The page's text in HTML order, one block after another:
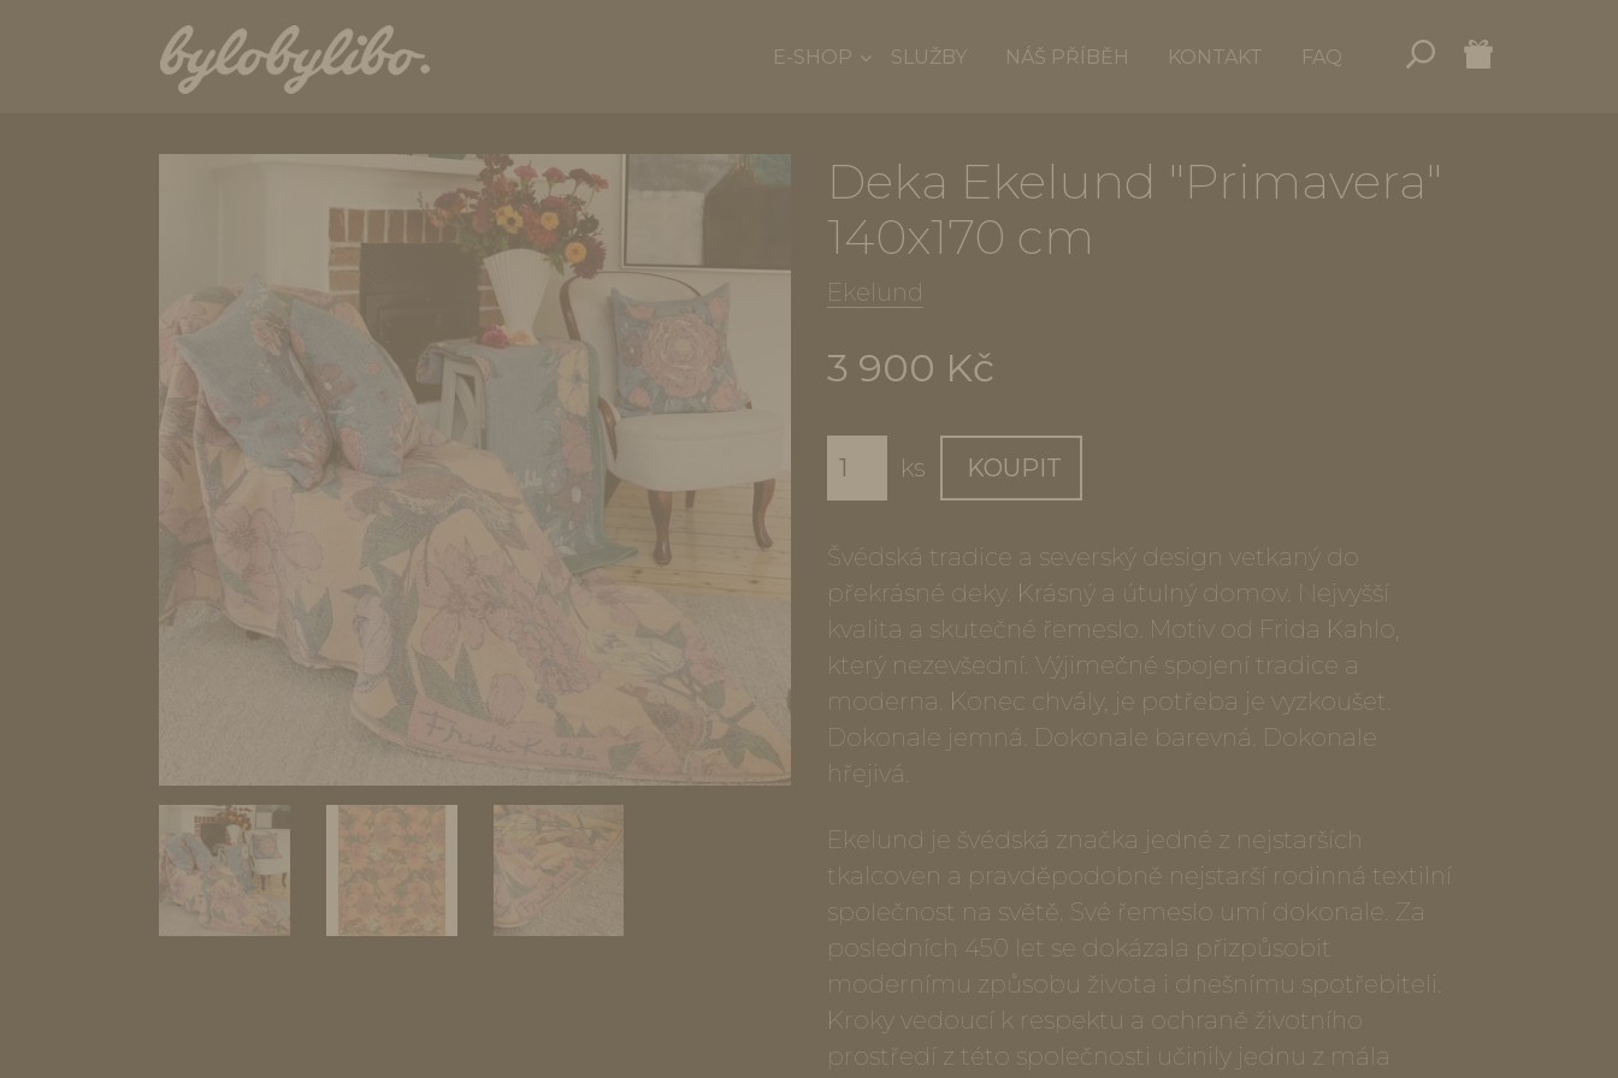
Deka Ekelund "Primavera"
140x170 cm
Ekelund
3 900 Kč
ks KOUPIT
Švédská tradice a severský design vetkaný do
překrásné deky. Krásný a útulný domov. Nejvyšší
kvalita a skutečné řemeslo. Motiv od Frida Kahlo,
který nezevšední. Výjimečné spojení tradice a
moderna. Konec chvály, je potřeba je vyzkoušet.
Dokonale jemná. Dokonale barevná. Dokonale
hřejivá.
Ekelund je švédská značka jedné z nejstarších
tkalcoven a pravděpodobně nejstarší rodinná textilní
společnost na světě. Své řemeslo umí dokonale. Za
posledních 450 let se dokázala přizpůsobit
modernímu způsobu života i dnešnímu spotřebiteli.
Kroky vedoucí k respektu a ochraně životního
prostředí z této společnosti učinily jednu z mála
E-SHOP SLUŽBY NÁŠ PŘÍBĚH KONTAKT FAQ